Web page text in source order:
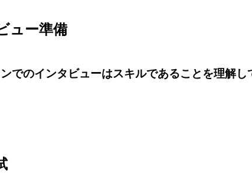
ュー準備
ンでのインタビューはスキルであることを理解